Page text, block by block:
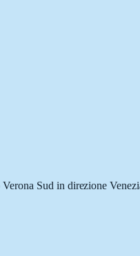
Sud in direzione